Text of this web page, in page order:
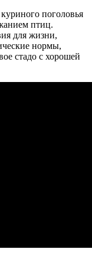
поголовья
птиц.
для жизни,
нормы,
стадо с хорошей